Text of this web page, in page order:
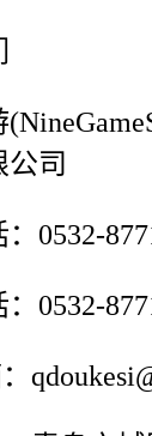
司
0532-
0532-